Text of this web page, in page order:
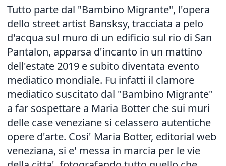
Tutto parte dal "Bambino Migrante", l'opera
dello street artist Bansksy, tracciata a pelo
d'acqua sul muro di un edificio sul rio di San
Pantalon, apparsa d'incanto in un mattino
dell'estate 2019 e subito diventata evento
mediatico mondiale. Fu infatti il clamore
mediatico suscitato dal "Bambino Migrante"
a far sospettare a Maria Botter che sui muri
delle case veneziane si celassero autentiche
opere d'arte. Cosi' Maria Botter, editorial web
veneziana, si e' messa in marcia per le vie